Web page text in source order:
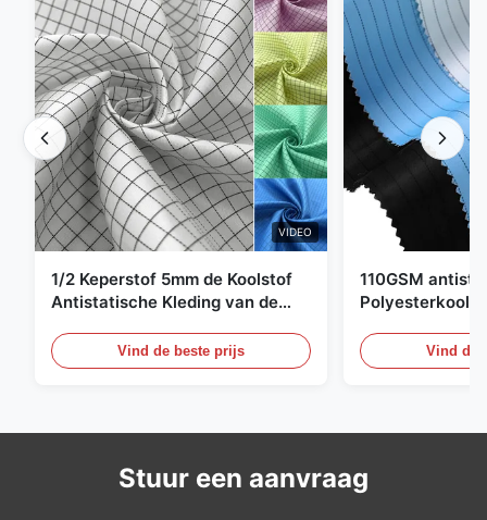
VIDEO
1/2 Keperstof 5mm de Koolstof
Antistatische Kleding van de
Vind de beste prijs
110GSM
Vind de
Stuur een aanvraag